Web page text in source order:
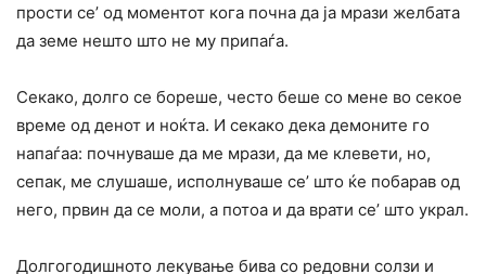
прости се’ од моментот кога почна да ја мрази желбата
да земе нешто што не му припаѓа.
Секако, долго се бореше, често беше co мене во секое
време од денот и ноќта. И секако дека демоните го
напаѓаа: почнуваше да ме мрази, да ме клевети, но,
сепак, ме слушаше, исполнуваше се’ што ќе побарав од
него, првин да се моли, а потоа и да врати се’ што украл.
Долгогодишното лекување бива co редовни солзи и